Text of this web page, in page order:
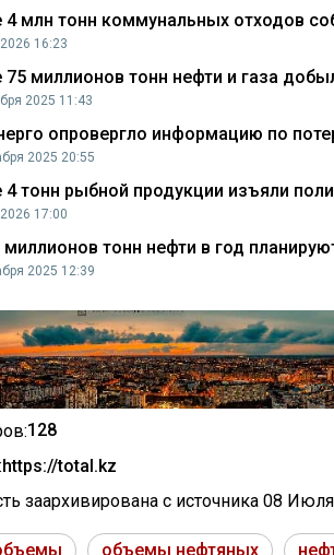
4 млн тонн коммунальных отходов
16:23
75 миллионов тонн нефти и газа
2025 11:43
опровергло информацию по
2025 20:55
4 тонн рыбной продукции изъяли
17:00
тонн нефти в год
2025 12:39
128
https://total.kz
заархивирована с источника 08 Июля
объемы нефтяных